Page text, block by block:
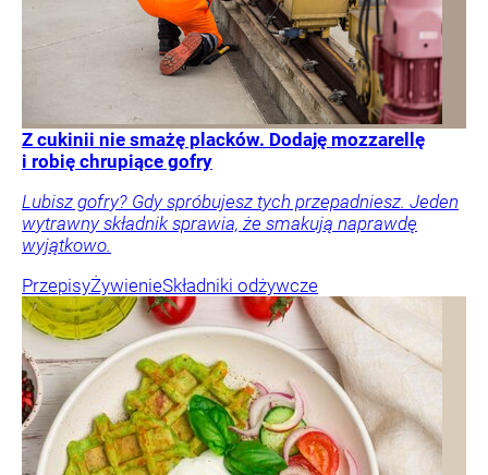
Z cukinii nie smażę placków. Dodaję mozzarellę
i robię chrupiące gofry
Lubisz gofry? Gdy spróbujesz tych przepadniesz. Jeden
wytrawny składnik sprawia, że smakują naprawdę
wyjątkowo.
PrzepisyŻywienieSkładniki odżywcze